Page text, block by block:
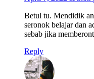
Betul tu. Mendidik
seronok belajar dan
sebab jika
Reply